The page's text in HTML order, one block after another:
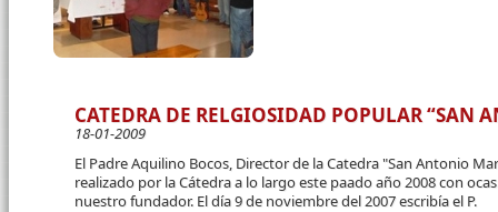
CATEDRA DE RELGIOSIDAD POPULAR “SAN
18-01-2009
El Padre Aquilino Bocos, Director de la Catedra "San Antonio
realizado por la Cátedra a lo largo este paado año 2008 con
nuestro fundador. El día 9 de noviembre del 2007 escribía el P.